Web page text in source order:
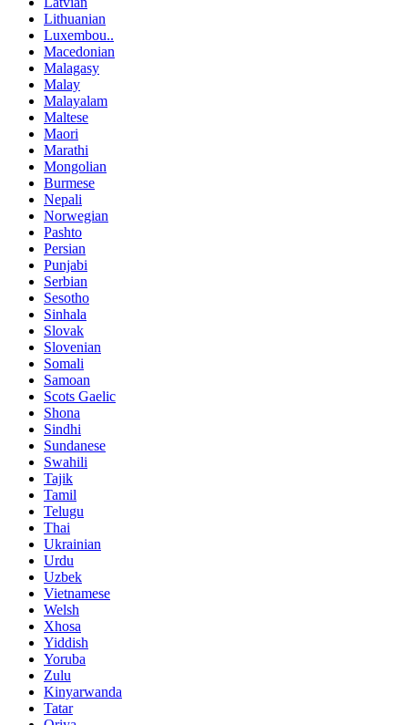
Lithuanian
Luxembou..
Macedonian
Malagasy
Malay
Malayalam
Maltese
Maori
Marathi
Mongolian
Burmese
Nepali
Norwegian
Pashto
Persian
Punjabi
Serbian
Sesotho
Sinhala
Slovak
Slovenian
Somali
Samoan
Scots Gaelic
Shona
Sindhi
Sundanese
Swahili
Tajik
Tamil
Telugu
Thai
Ukrainian
Urdu
Uzbek
Vietnamese
Welsh
Xhosa
Yiddish
Yoruba
Zulu
Kinyarwanda
Tatar